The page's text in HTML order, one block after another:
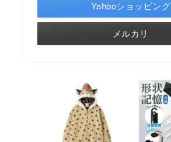
Yahooショッピング
メルカリ